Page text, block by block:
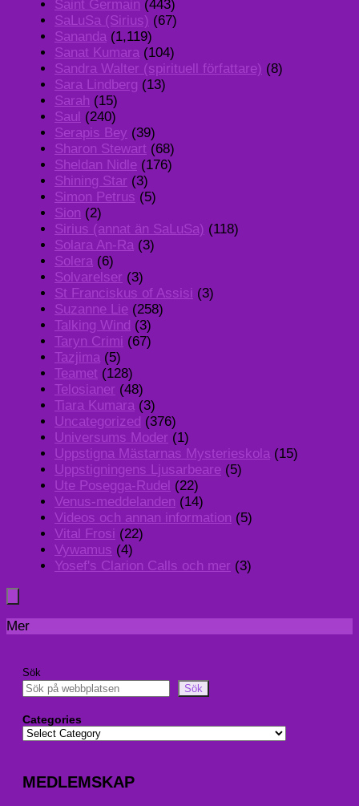
Saint Germain (443)
SaLuSa (Sirius) (67)
Sananda (1,119)
Sanat Kumara (104)
Sandra Walter (spirituell författare) (8)
Sara Lindberg (13)
Sarah (15)
Saul (240)
Serapis Bey (39)
Sharon Stewart (68)
Sheldan Nidle (176)
Shining Star (3)
Simon Petrus (5)
Sion (2)
Sirius (annat än SaLuSa) (118)
Solara An-Ra (3)
Solera (6)
Solvarelser (3)
St Franciskus of Assisi (3)
Suzanne Lie (258)
Talking Wind (3)
Taryn Crimi (67)
Tazjima (5)
Teamet (128)
Telosianer (48)
Tiara Kumara (3)
Uncategorized (376)
Universums Moder (1)
Uppstigna Mästarnas Mysterieskola (15)
Uppstigningens Ljusarbeare (5)
Ute Posegga-Rudel (22)
Venus-meddelanden (14)
Videos och annan information (5)
Vital Frosi (22)
Vywamus (4)
Yosef's Clarion Calls och mer (3)
Mer
Sök
Sök
Categories
MEDLEMSKAP